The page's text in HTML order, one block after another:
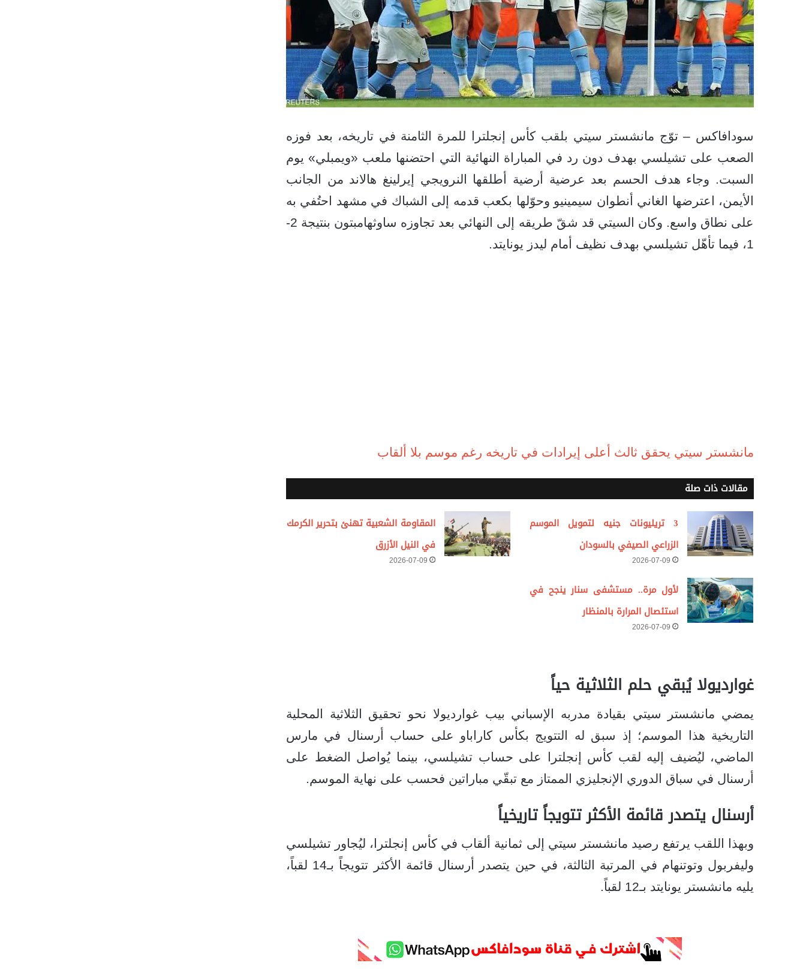
سودافاكس – توّج مانشستر سيتي بلقب كأس إنجلترا للمرة الثامنة في تاريخه، بعد فوزه
الصعب على تشيلسي بهدف دون رد في المباراة النهائية التي احتضنها ملعب «ويمبلي» يوم
السبت. وجاء هدف الحسم بعد عرضية أرضية أطلقها النرويجي إيرلينغ هالاند من الجانب
الأيمن، اعترضها الغاني أنطوان سيمينيو وحوّلها بكعب قدمه إلى الشباك في مشهد احتُفي به
على نطاق واسع. وكان السيتي قد شقّ طريقه إلى النهائي بعد تجاوزه ساوثهامبتون بنتيجة 2-
1، فيما تأهّل تشيلسي بهدف نظيف أمام ليدز يونايتد.
مانشستر سيتي يحقق ثالث أعلى إيرادات في تاريخه رغم موسم بلا ألقاب
مقالات ذات صلة
3 تريليونات جنيه لتمويل الموسم
الزراعي الصيفي بالسودان
2026-07-09
المقاومة الشعبية تهنئ بتحرير الكرمك
في النيل الأزرق
2026-07-09
لأول مرة.. مستشفى سنار ينجح في
استئصال المرارة بالمنظار
2026-07-09
غوارديولا يُبقي حلم الثلاثية حياً
يمضي مانشستر سيتي بقيادة مدربه الإسباني بيب غوارديولا نحو تحقيق الثلاثية المحلية
التاريخية هذا الموسم؛ إذ سبق له التتويج بكأس كاراباو على حساب أرسنال في مارس
الماضي، ليُضيف إليه لقب كأس إنجلترا على حساب تشيلسي، بينما يُواصل الضغط على
أرسنال في سباق الدوري الإنجليزي الممتاز مع تبقّي مباراتين فحسب على نهاية الموسم.
أرسنال يتصدر قائمة الأكثر تتويجاً تاريخياً
وبهذا اللقب يرتفع رصيد مانشستر سيتي إلى ثمانية ألقاب في كأس إنجلترا، ليُجاور تشيلسي
وليفربول وتوتنهام في المرتبة الثالثة، في حين يتصدر أرسنال قائمة الأكثر تتويجاً بـ14 لقباً،
يليه مانشستر يونايتد بـ12 لقباً.